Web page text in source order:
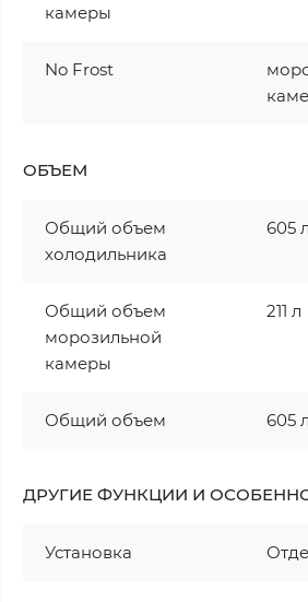
камеры
No Frost
ОБЪЕМ
Общий объем
холодильника
605 л
Общий объем
морозильной
камеры
211 л
Общий объем 605 л
ДРУГИЕ ФУНКЦИИ И
Установка